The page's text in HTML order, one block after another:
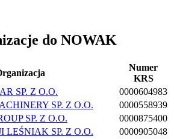
do NOWAK
Numer
KRS
SP. Z O.O.
0000604983
SP. Z O.O.
0000558939
SP. Z O.O.
0000875400
LEŚNIAK SP. Z O.O.
0000905048